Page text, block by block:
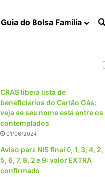
Guia do Bolsa Família
CRAS libera lista de
beneficiários do Cartão Gás:
veja se seu nome está entre os
contemplados
01/06/2024
Aviso para NIS final 0, 1, 3, 4, 2,
5, 6, 7, 8, 2 e 9: valor EXTRA
confirmado